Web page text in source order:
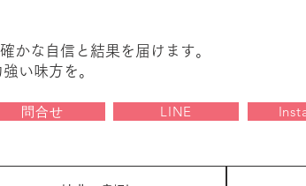
かな自信と結果を届けます。
い味方を。
問合せ LINE